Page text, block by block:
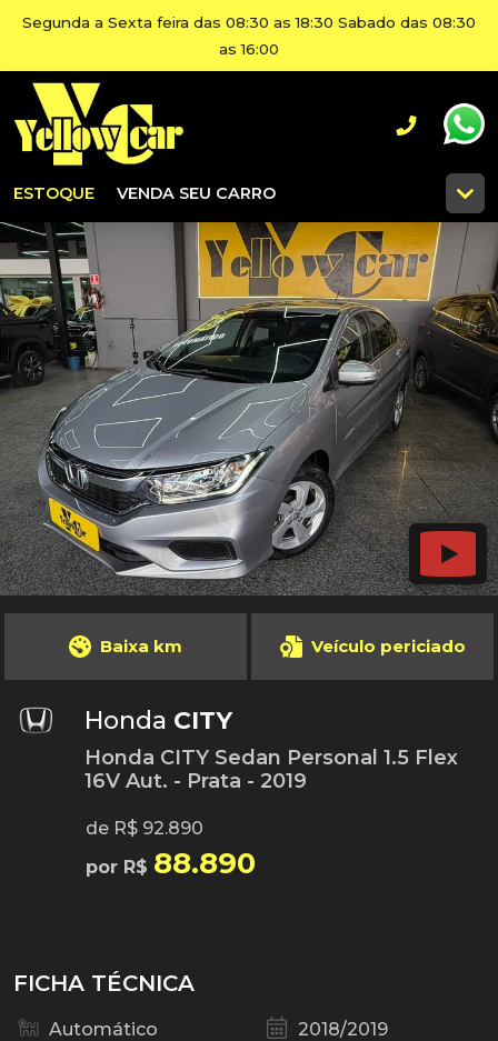
Segunda a Sexta feira das 08:30 as 18:30 Sabado das 08:30
as 16:00
ESTOQUE VENDA SEU CARRO
Baixa km Veículo periciado
Honda CITY
Honda CITY Sedan Personal 1.5 Flex
16V Aut. - Prata - 2019
de R$ 92.890
por R$ 88.890
FICHA TÉCNICA
Automático 2018/2019